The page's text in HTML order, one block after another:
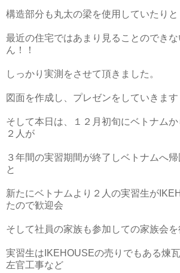
構造部分も丸太の梁を使用していたりと
最近の住宅ではあまり見ることのできな
ん！！
しっかり実測をさせて頂きました。
図面を作成し、プレゼンをしていきます
そして本日は、１２月初旬にベトナム
２人が
３年間の実習期間が終了しベトナムへ
と
新たにベトナムより２人の実習生が
たので歓迎会
そして社員の家族も参加しての家族会を
実習生はIKEHOUSEの売りでもある煉
左官工事など